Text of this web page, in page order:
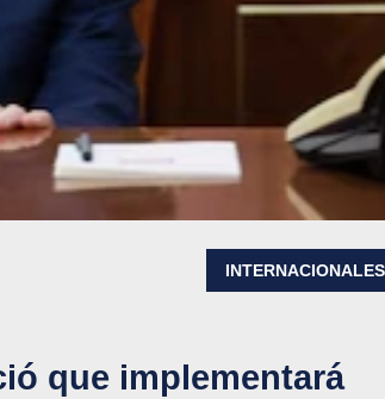
INTERNACIONALES
que implementará